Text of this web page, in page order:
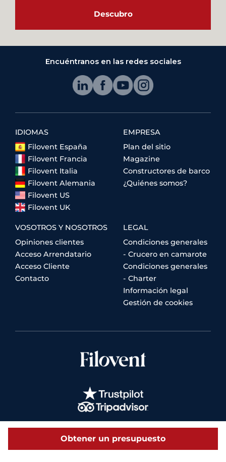
Obtener un presupuesto
Descubro
Encuéntranos en las redes sociales
IDIOMAS
Filovent España
Filovent Francia
Filovent Italia
Filovent Alemania
Filovent US
Filovent UK
EMPRESA
Plan del sitio
Magazine
Constructores de barco
¿Quiénes somos?
VOSOTROS Y NOSOTROS
Opiniones clientes
Acceso Arrendatario
Acceso Cliente
Contacto
LEGAL
Condiciones generales
- Crucero en camarote
Condiciones generales
- Charter
Información legal
Gestión de cookies
© 2026 Filovent